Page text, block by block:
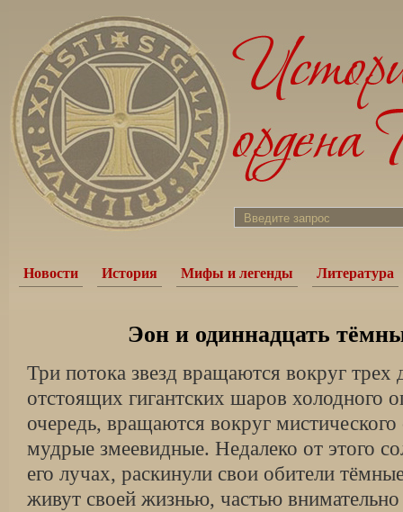
Новости История Мифы и легенды Литература
Эон и одиннадцать
Три потока звезд вращаются вокруг трех
отстоящих гигантских шаров холодного
очередь, вращаются вокруг
мудрые змеевидные. Недалеко от этого
его лучах, раскинули свои обители
живут своей жизнью, частью